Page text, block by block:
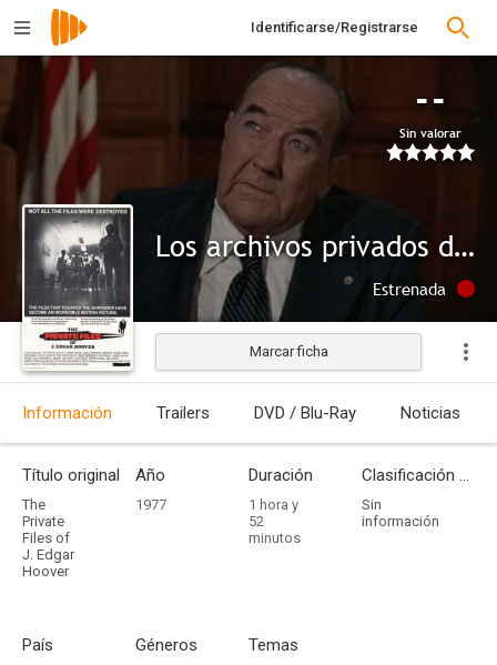
Identificarse/Registrarse
--
Sin valorar
Los archivos privados de Hoover
Estrenada
Marcar ficha
Información Trailers DVD / Blu-Ray Noticias
Título original
The
Private
Files of
J. Edgar
Hoover
Año
1977
Duración
1 hora y
52
minutos
Clasificación por edades
Sin
información
País Géneros Temas